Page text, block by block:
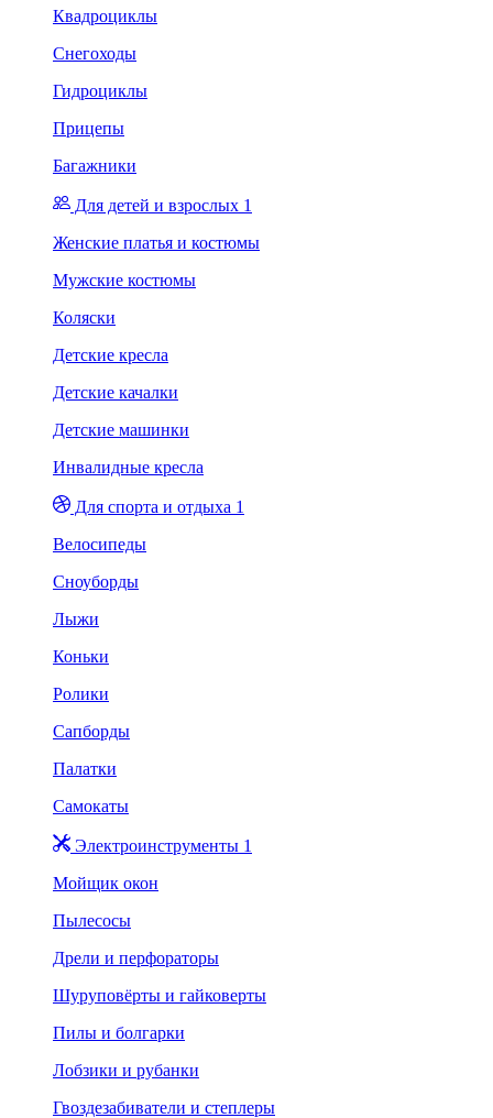
Квадроциклы
Снегоходы
Гидроциклы
Прицепы
Багажники
Для детей и взрослых 1
Женские платья и костюмы
Мужские костюмы
Коляски
Детские кресла
Детские качалки
Детские машинки
Инвалидные кресла
Для спорта и отдыха 1
Велосипеды
Сноуборды
Лыжи
Коньки
Ролики
Сапборды
Палатки
Самокаты
Электроинструменты 1
Мойщик окон
Пылесосы
Дрели и перфораторы
Шуруповёрты и гайковерты
Пилы и болгарки
Лобзики и рубанки
Гвоздезабиватели и степлеры